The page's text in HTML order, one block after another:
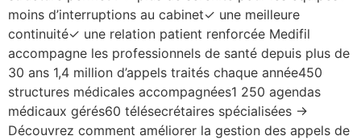
moins d’interruptions au cabinet✓ une meilleure
continuité✓ une relation patient renforcée Medifil
accompagne les professionnels de santé depuis plus de
30 ans 1,4 million d’appels traités chaque année450
structures médicales accompagnées1 250 agendas
médicaux gérés60 télésecrétaires spécialisées →
Découvrez comment améliorer la gestion des appels de